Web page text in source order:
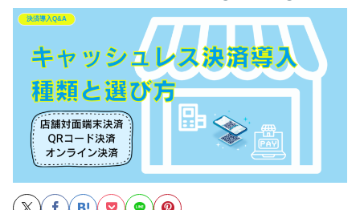
決済導入Q&A